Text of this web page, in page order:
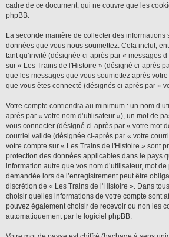
cadre de ce document, qui ne couvre que les
phpBB.
La seconde manière de collecter des informations
données que vous nous soumettez. Cela inclut,
tant qu’invité (désignée ci-après par « messages
sur « Les Trains de l'Histoire » (désigné ci-après
que les messages que vous soumettez après
que vous êtes connecté (désignés ci-après par «
Votre compte contiendra au minimum : un nom
après par « votre nom d’utilisateur »), un mot de
vous connecter (désigné ci-après par « votre mot
courriel valide (désignée ci-après par « votre
votre compte sur « Les Trains de l'Histoire » sont
protection des données applicables dans le pays
information autre que vos nom d’utilisateur, mot
demandée lors de l’enregistrement peut être
discrétion de « Les Trains de l'Histoire ». Dans
choisir quelles informations de votre compte sont
pouvez également choisir de recevoir ou non les
automatiquement par le logiciel phpBB.